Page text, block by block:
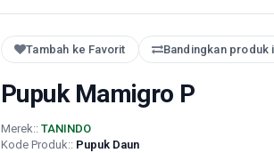
Tambah ke Favorit Bandingkan produk
Pupuk Mamigro P
Merek:: TANINDO
Kode Produk:: Pupuk Daun